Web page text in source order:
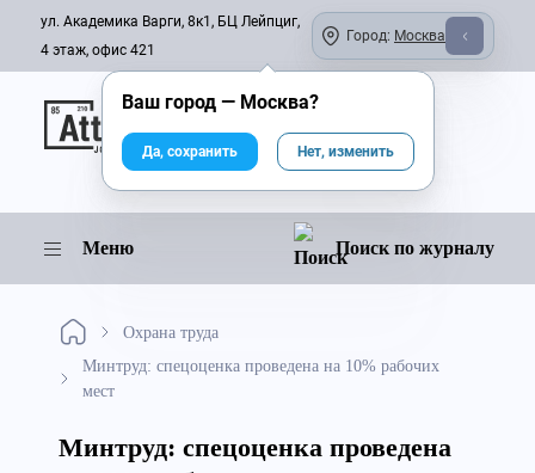
ул. Академика Варги, 8к1, БЦ Лейпциг,
4 этаж, офис 421
Город: Москва
Онлайн-журнал
Меню Поиск по журналу
Охрана труда
Минтруд: спецоценка проведена на 10% рабочих
мест
Минтруд: спецоценка проведена
Ваш город — Москва?
Да, сохранить Нет, изменить